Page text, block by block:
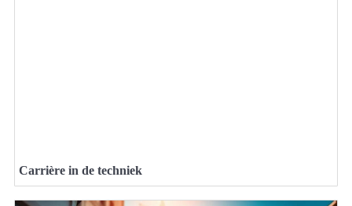
Carrière in de techniek